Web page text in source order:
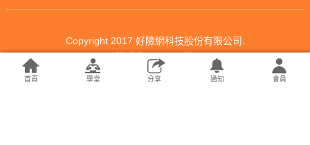
Copyright 2017 好險網科技股份有限公司.
All rights reserved.